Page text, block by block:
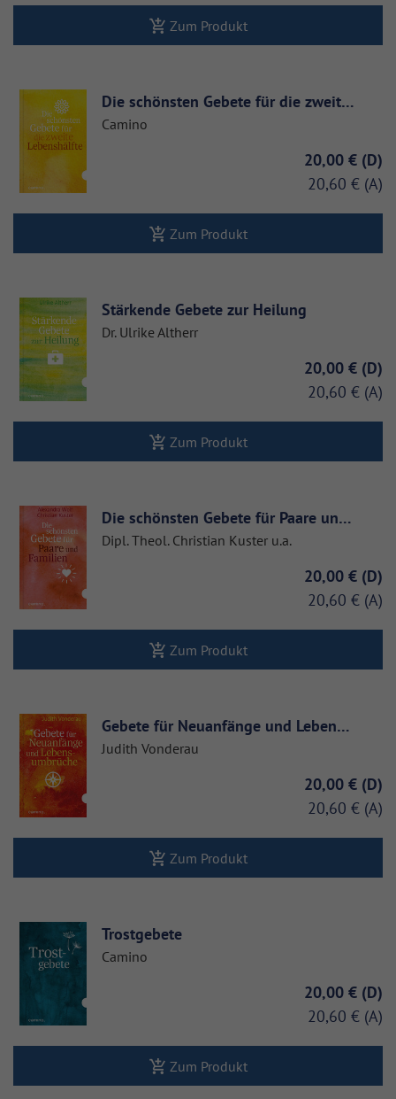
Zum Produkt
Die schönsten Gebete für die zweit…
Camino
20,00 €
20,60 €
Zum Produkt
Stärkende Gebete zur Heilung
Dr. Ulrike Altherr
20,00 €
20,60 €
Zum Produkt
Die schönsten Gebete für Paare un…
Dipl. Theol. Christian Kuster u.a.
20,00 €
20,60 €
Zum Produkt
Gebete für Neuanfänge und Leben…
Judith Vonderau
20,00 €
20,60 €
Zum Produkt
Trostgebete
Camino
20,00 €
20,60 €
Zum Produkt